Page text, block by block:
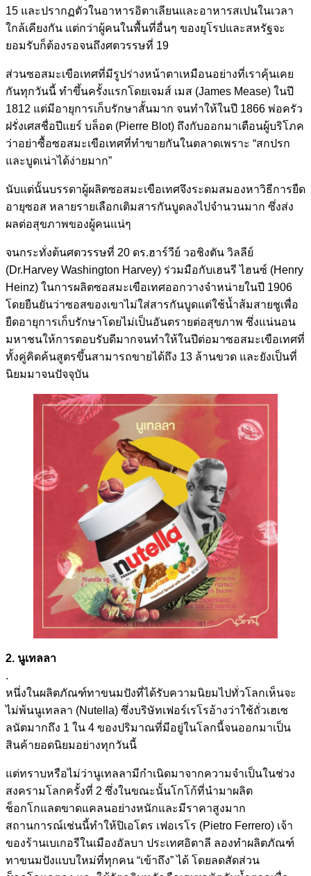
15 และปรากฏตัวในอาหารอิตาเลียนและอาหารสเปนในเวลา
ใกล้เคียงกัน แต่กว่าผู้คนในพื้นที่อื่นๆ ของยุโรปและสหรัฐจะ
ยอมรับก็ต้องรอจนถึงศตวรรษที่ 19
ส่วนซอสมะเขือเทศที่มีรูปร่างหน้าตาเหมือนอย่างที่เราคุ้นเคย
กันทุกวันนี้ ทำขึ้นครั้งแรกโดยเจมส์ เมส (James Mease) ในปี
1812 แต่มีอายุการเก็บรักษาสั้นมาก จนทำให้ในปี 1866 พ่อครัว
ฝรั่งเศสชื่อปีแยร์ บล็อต (Pierre Blot) ถึงกับออกมาเตือนผู้บริโภค
ว่าอย่าซื้อซอสมะเขือเทศที่ทำขายกันในตลาดเพราะ “สกปรก
และบูดเน่าได้ง่ายมาก”
นับแต่นั้นบรรดาผู้ผลิตซอสมะเขือเทศจึงระดมสมองหาวิธีการยืด
อายุซอส หลายรายเลือกเติมสารกันบูดลงไปจำนวนมาก ซึ่งส่ง
ผลต่อสุขภาพของผู้คนแน่ๆ
จนกระทั่งต้นศตวรรษที่ 20 ดร.ฮาร์วีย์ วอชิงตัน วิลลีย์
(Dr.Harvey Washington Harvey) ร่วมมือกับเฮนรี ไฮนซ์ (Henry
Heinz) ในการผลิตซอสมะเขือเทศออกวางจำหน่ายในปี 1906
โดยยืนยันว่าซอสของเขาไม่ใส่สารกันบูดแต่ใช้น้ำส้มสายชูเพื่อ
ยืดอายุการเก็บรักษาโดยไม่เป็นอันตรายต่อสุขภาพ ซึ่งแน่นอน
มหาชนให้การตอบรับดีมากจนทำให้ในปีต่อมาซอสมะเขือเทศที่
ทั้งคู่คิดค้นสูตรขึ้นสามารถขายได้ถึง 13 ล้านขวด และยังเป็นที่
นิยมมาจนปัจจุบัน
2. นูเทลลา
.
หนึ่งในผลิตภัณฑ์ทาขนมปังที่ได้รับความนิยมไปทั่วโลกเห็นจะ
ไม่พ้นนูเทลลา (Nutella) ซึ่งบริษัทเฟอร์เรโรอ้างว่าใช้ถั่วเฮเซ
ลนัตมากถึง 1 ใน 4 ของปริมาณที่มีอยู่ในโลกนี้จนออกมาเป็น
สินค้ายอดนิยมอย่างทุกวันนี้
แต่ทราบหรือไม่ว่านูเทลลามีกำเนิดมาจากความจำเป็นในช่วง
สงครามโลกครั้งที่ 2 ซึ่งในขณะนั้นโกโก้ที่นำมาผลิต
ช็อกโกแลตขาดแคลนอย่างหนักและมีราคาสูงมาก
สถานการณ์เช่นนี้ทำให้ปิเอโตร เฟอเรโร (Pietro Ferrero) เจ้า
ของร้านเบเกอรีในเมืองอัลบา ประเทศอิตาลี ลองทำผลิตภัณฑ์
ทาขนมปังแบบใหม่ที่ทุกคน “เข้าถึง” ได้ โดยลดสัดส่วน